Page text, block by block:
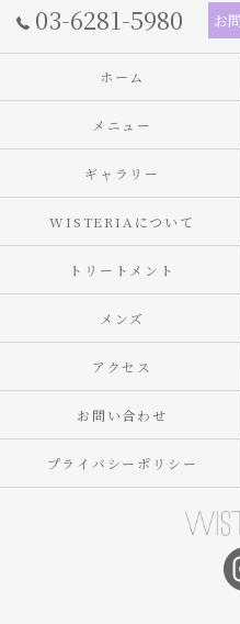
03-6281-5980 お
ホーム
メニュー
ギャラリー
WISTERIAについて
トリートメント
メンズ
アクセス
お問い合わせ
プライバシーポリシー